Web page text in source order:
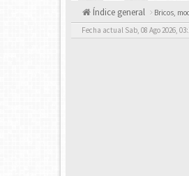
Índice general Bricos,
Fecha actual Sab, 08 Ago 2026,